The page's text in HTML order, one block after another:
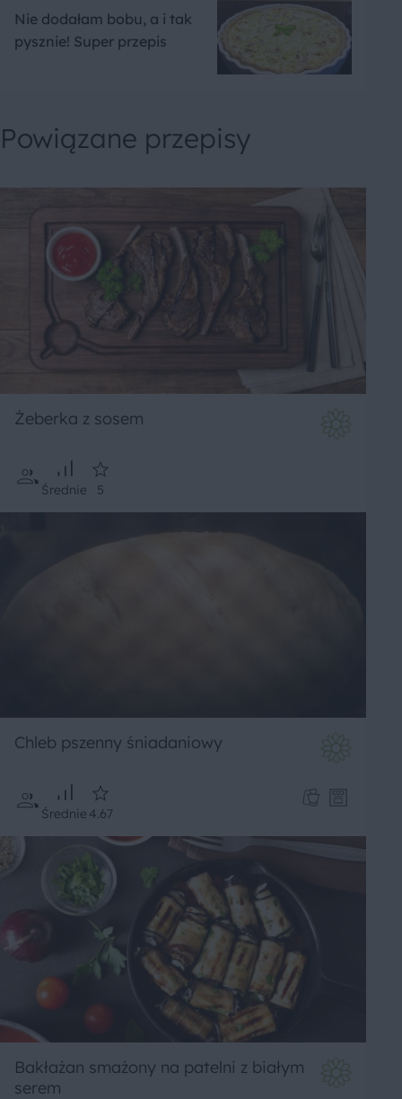
Nie dodałam bobu, a i tak
pysznie! Super przepis
Powiązane przepisy
Żeberka z sosem
Średnie 5
Chleb pszenny śniadaniowy
Średnie 4.67
Bakłażan smażony na patelni z białym
serem